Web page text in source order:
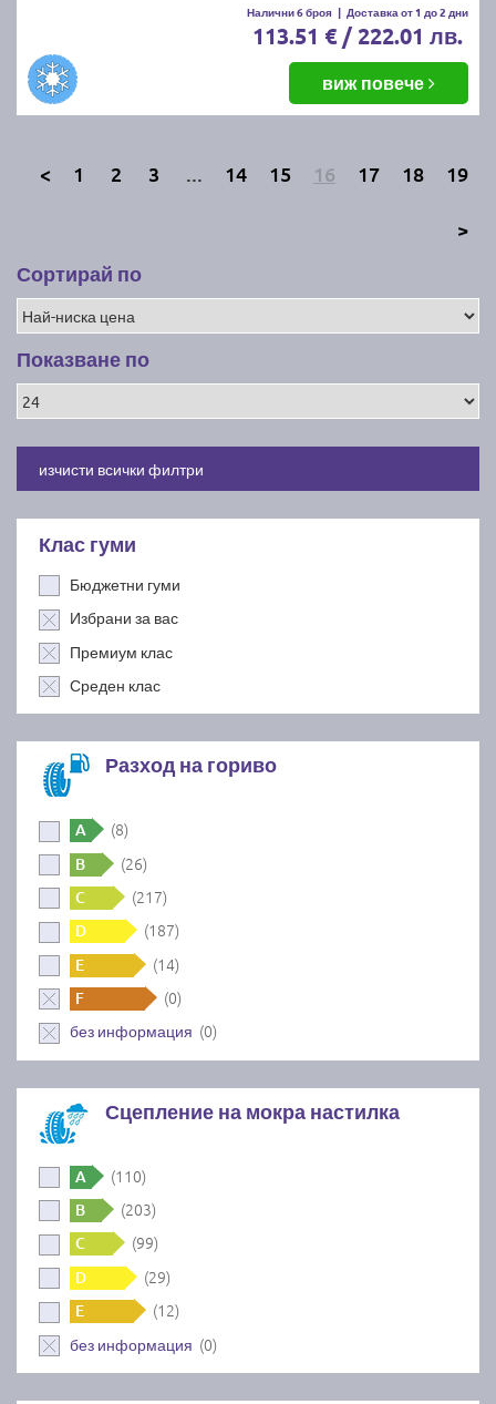
Налични 6 броя | Доставка от 1 до 2 дни
113.51 € / 222.01 лв.
виж повече
< 1 2 3 ... 14 15 16 17 18 19
>
Сортирай по
Показване по
изчисти всички филтри
Клас гуми
Бюджетни гуми
Избрани за вас
Премиум клас
Среден клас
Разход на гориво
A (8)
B (26)
C (217)
D (187)
E (14)
F (0)
без информация (0)
Сцепление на мокра настилка
A (110)
B (203)
C (99)
D (29)
E (12)
без информация (0)